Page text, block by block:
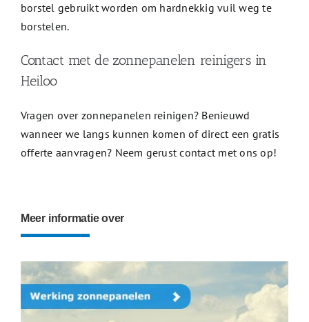
borstel gebruikt worden om hardnekkig vuil weg te
borstelen.
Contact met de zonnepanelen reinigers in
Heiloo
Vragen over zonnepanelen reinigen? Benieuwd
wanneer we langs kunnen komen of direct een gratis
offerte aanvragen? Neem gerust contact met ons op!
Meer informatie over